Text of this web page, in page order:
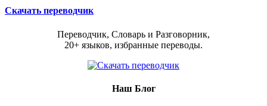
Скачать переводчик
Переводчик, Словарь и Разговорник,
20+ языков, избранные переводы.
Наш Блог